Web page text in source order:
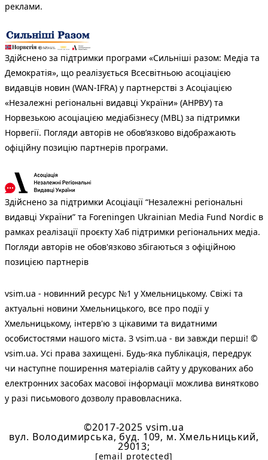
реклами.
Здійснено за підтримки програми «Сильніші разом: Медіа та
Демократія», що реалізується Всесвітньою асоціацією
видавців новин (WAN-IFRA) у партнерстві з Асоціацією
«Незалежні регіональні видавці України» (АНРВУ) та
Норвезькою асоціацією медіабізнесу (MBL) за підтримки
Норвегії. Погляди авторів не обов’язково відображають
офіційну позицію партнерів програми.
Здійснено за підтримки Асоціації “Незалежні регіональні
видавці України” та Foreningen Ukrainian Media Fund Nordic в
рамках реалізації проєкту Хаб підтримки регіональних медіа.
Погляди авторів не обов'язково збігаються з офіційною
позицією партнерів
vsim.ua - новинний ресурс №1 у Хмельницькому. Свіжі та
актуальні новини Хмельницького, все про події у
Хмельницькому, інтерв'ю з цікавими та видатними
особистостями нашого міста. З vsim.ua - ви завжди перші! ©
vsim.ua. Усі права захищені. Будь-яка публiкацiя, передрук
чи наступне поширення матеріалів сайту у друкованих або
електронних засобах масової інформації можлива винятково
у разі письмового дозволу правовласника.
©2017-2025 vsim.ua
вул. Володимирська, буд. 109, м. Хмельницький,
29013;
[email protected]